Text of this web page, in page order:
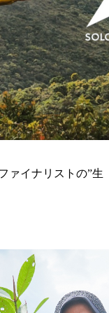
ァイナリストの”生